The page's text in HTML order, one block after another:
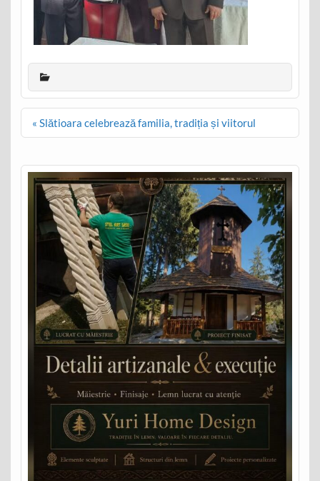
Post
« Slătioara celebrează familia, tradiția și viitorul